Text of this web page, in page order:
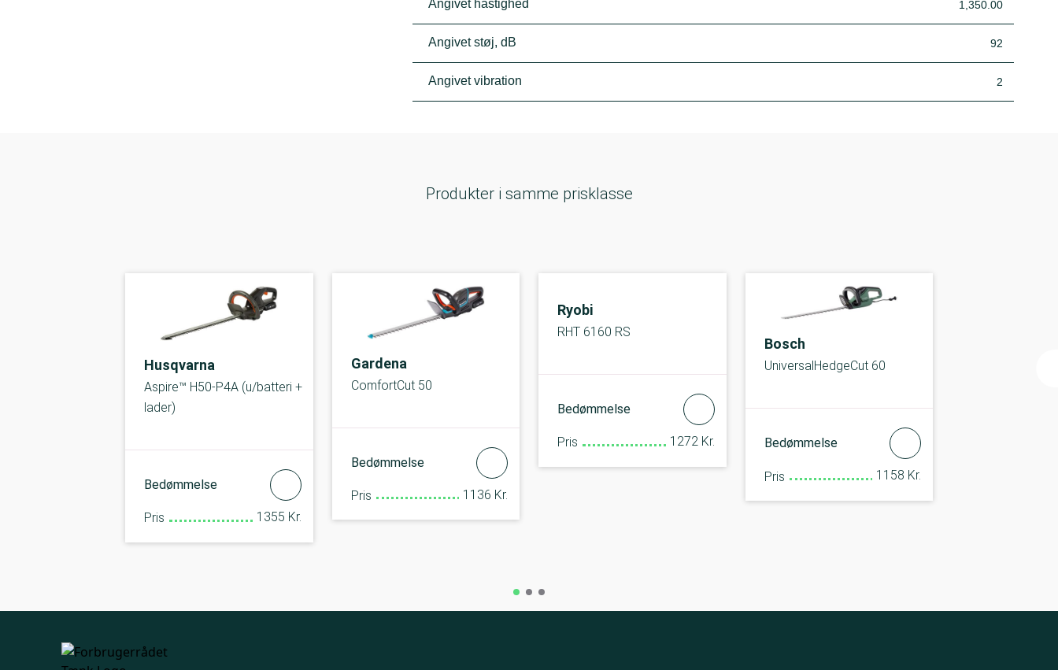
Angivet hastighed 1,350.00
Angivet støj, dB 92
Angivet vibration 2
Produkter i samme prisklasse
Husqvarna
Aspire™ H50-P4A (u/batteri +
lader)
Bedømmelse
Pris 1355 Kr.
Gardena
ComfortCut 50
Bedømmelse
Pris 1136 Kr.
Ryobi
RHT 6160 RS
Bedømmelse
Pris 1272 Kr.
Bosch
UniversalHedgeCut 60
Bedømmelse
Pris 1158 Kr.